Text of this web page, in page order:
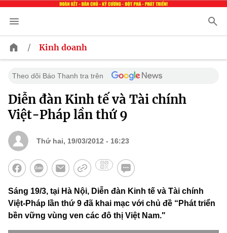
/ Kinh doanh
Theo dõi Báo Thanh tra trên
Diễn đàn Kinh tế và Tài chính
Việt-Pháp lần thứ 9
Thứ hai, 19/03/2012 - 16:23
Sáng 19/3, tại Hà Nội, Diễn đàn Kinh tế và Tài chính
Việt-Pháp lần thứ 9 đã khai mạc với chủ đề “Phát triển
bền vững vùng ven các đô thị Việt Nam."